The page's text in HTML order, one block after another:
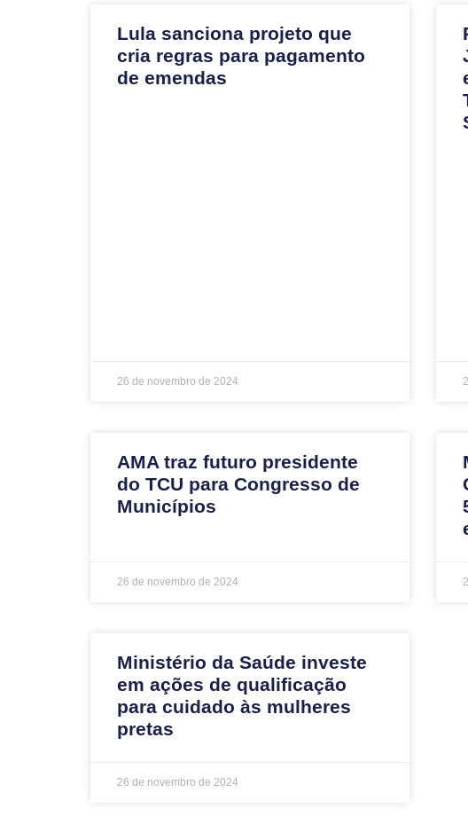
Lula sanciona projeto que
cria regras para pagamento
de emendas
26 de novembro de 2024
AMA traz futuro presidente
do TCU para Congresso de
Municípios
26 de novembro de 2024
Ministério da Saúde investe
em ações de qualificação
para cuidado às mulheres
pretas
26 de novembro de 2024